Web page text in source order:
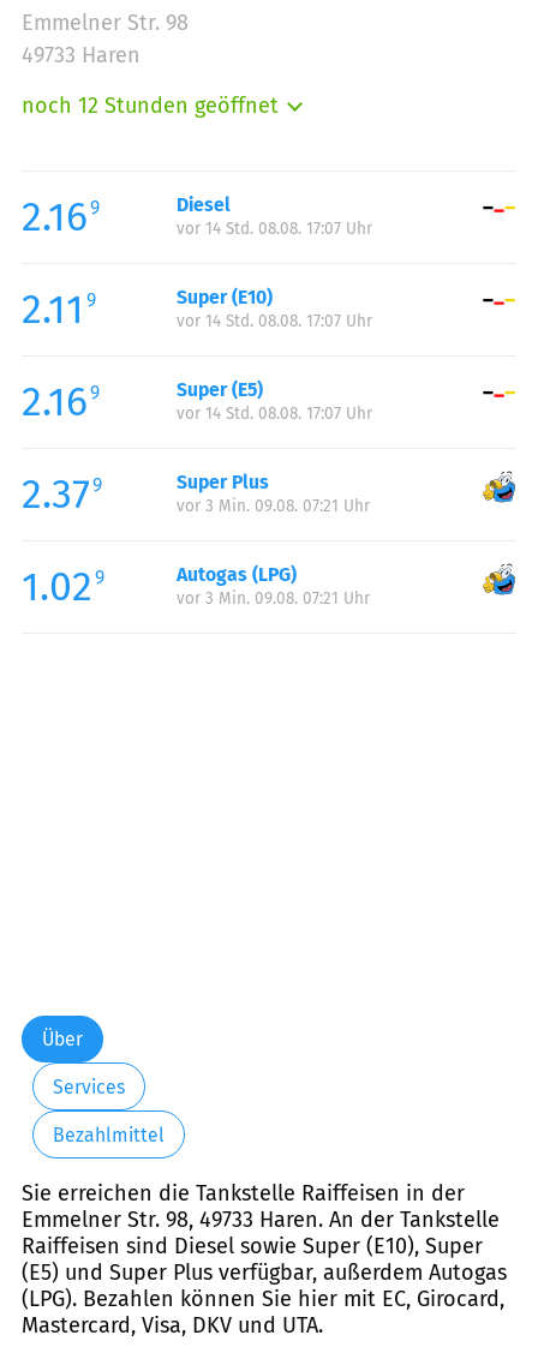
Emmelner Str. 98
49733 Haren
noch 12 Stunden geöffnet
Mittwoch:
06:00-21:30
Donnerstag:
Samstag:
06:00-21:30
Sonntag:
2.169 Diesel
vor 14 Std. 08.08. 17:07 Uhr
2.11 9 Super (E10)
vor 14 Std. 08.08. 17:07 Uhr
2.169 Super (E5)
vor 14 Std. 08.08. 17:07 Uhr
2.379 Super Plus
vor 3 Min. 09.08. 07:21 Uhr
1.02 9 Autogas (LPG)
vor 3 Min. 09.08. 07:21 Uhr
Über
Services
Bezahlmittel
Sie erreichen die Tankstelle Raiffeisen in der
Emmelner Str. 98, 49733 Haren. An der Tankstelle
Raiffeisen sind Diesel sowie Super (E10), Super
(E5) und Super Plus verfügbar, außerdem Autogas
(LPG). Bezahlen können Sie hier mit EC, Girocard,
Mastercard, Visa, DKV und UTA.